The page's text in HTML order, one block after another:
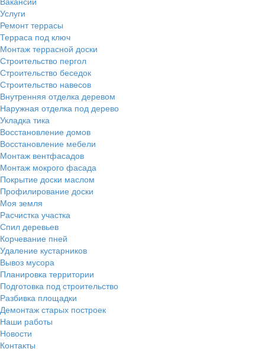
Услуги
Ремонт террасы
Терраса под ключ
Монтаж террасной доски
Строительство пергол
Строительство беседок
Строительство навесов
Внутренняя отделка деревом
Наружная отделка под дерево
Укладка тика
Восстановление домов
Восстановление мебели
Монтаж вентфасадов
Монтаж мокрого фасада
Покрытие доски маслом
Профилирование доски
Моя земля
Расчистка участка
Спил деревьев
Корчевание пней
Удаление кустарников
Вывоз мусора
Планировка территории
Подготовка под строительство
Разбивка площадки
Демонтаж старых построек
Наши работы
Новости
Контакты